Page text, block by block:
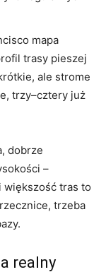
mapa
trasy pieszej
ale strome
trzy–cztery już
dobrze
–
tras to
trzeba
realny